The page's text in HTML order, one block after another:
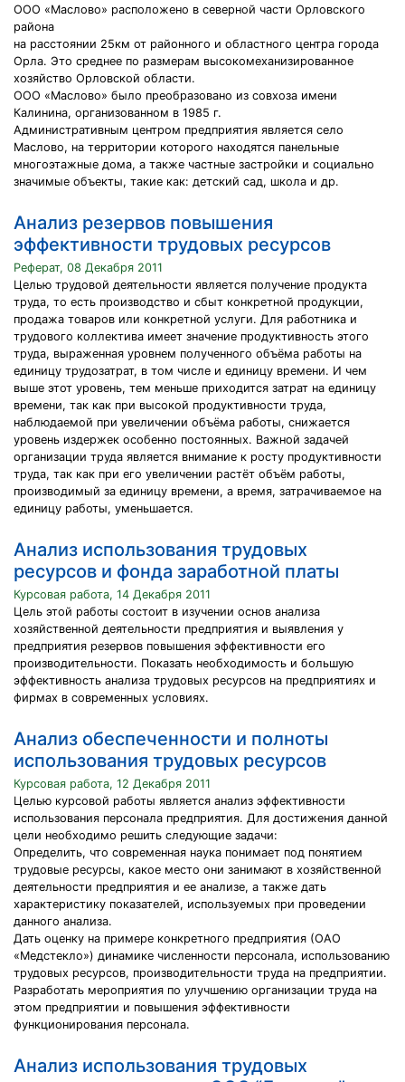
ООО «Маслово» расположено в северной части Орловского
района
на расстоянии 25км от районного и областного центра города
Орла. Это среднее по размерам высокомеханизированное
хозяйство Орловской области.
ООО «Маслово» было преобразовано из совхоза имени
Калинина, организованном в 1985 г.
Административным центром предприятия является село
Маслово, на территории которого находятся панельные
многоэтажные дома, а также частные застройки и социально
значимые объекты, такие как: детский сад, школа и др.
Анализ резервов повышения
эффективности трудовых ресурсов
Реферат, 08 Декабря 2011
Целью трудовой деятельности является получение продукта
труда, то есть производство и сбыт конкретной продукции,
продажа товаров или конкретной услуги. Для работника и
трудового коллектива имеет значение продуктивность этого
труда, выраженная уровнем полученного объёма работы на
единицу трудозатрат, в том числе и единицу времени. И чем
выше этот уровень, тем меньше приходится затрат на единицу
времени, так как при высокой продуктивности труда,
наблюдаемой при увеличении объёма работы, снижается
уровень издержек особенно постоянных. Важной задачей
организации труда является внимание к росту продуктивности
труда, так как при его увеличении растёт объём работы,
производимый за единицу времени, а время, затрачиваемое на
единицу работы, уменьшается.
Анализ использования трудовых
ресурсов и фонда заработной платы
Курсовая работа, 14 Декабря 2011
Цель этой работы состоит в изучении основ анализа
хозяйственной деятельности предприятия и выявления у
предприятия резервов повышения эффективности его
производительности. Показать необходимость и большую
эффективность анализа трудовых ресурсов на предприятиях и
фирмах в современных условиях.
Анализ обеспеченности и полноты
использования трудовых ресурсов
Курсовая работа, 12 Декабря 2011
Целью курсовой работы является анализ эффективности
использования персонала предприятия. Для достижения данной
цели необходимо решить следующие задачи:
Определить, что современная наука понимает под понятием
трудовые ресурсы, какое место они занимают в хозяйственной
деятельности предприятия и ее анализе, а также дать
характеристику показателей, используемых при проведении
данного анализа.
Дать оценку на примере конкретного предприятия (ОАО
«Медстекло») динамике численности персонала, использованию
трудовых ресурсов, производительности труда на предприятии.
Разработать мероприятия по улучшению организации труда на
этом предприятии и повышения эффективности
функционирования персонала.
Анализ использования трудовых